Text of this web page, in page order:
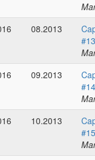
08.2013
#13
09.2013
#14
10.2013
#15